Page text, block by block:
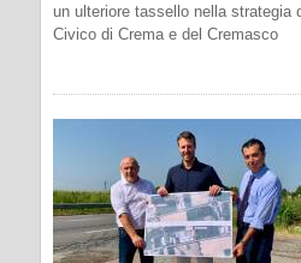
un ulteriore tassello nella strategia
Civico di Crema e del Cremasco